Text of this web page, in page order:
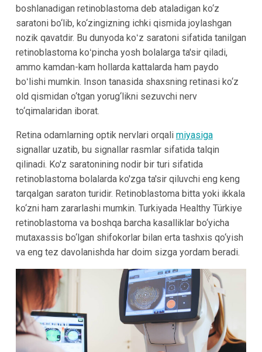
boshlanadigan retinoblastoma deb ataladigan ko‘z
saratoni bo‘lib, ko‘zingizning ichki qismida joylashgan
nozik qavatdir. Bu dunyoda koʻz saratoni sifatida tanilgan
retinoblastoma koʻpincha yosh bolalarga ta'sir qiladi,
ammo kamdan-kam hollarda kattalarda ham paydo
boʻlishi mumkin. Inson tanasida shaxsning retinasi ko‘z
old qismidan o‘tgan yorug‘likni sezuvchi nerv
to‘qimalaridan iborat.
Retina odamlarning optik nervlari orqali miyasiga
signallar uzatib, bu signallar rasmlar sifatida talqin
qilinadi. Ko'z saratonining nodir bir turi sifatida
retinoblastoma bolalarda ko'zga ta'sir qiluvchi eng keng
tarqalgan saraton turidir. Retinoblastoma bitta yoki ikkala
ko‘zni ham zararlashi mumkin. Turkiyada Healthy Türkiye
retinoblastoma va boshqa barcha kasalliklar bo‘yicha
mutaxassis bo‘lgan shifokorlar bilan erta tashxis qo‘yish
va eng tez davolanishda har doim sizga yordam beradi.